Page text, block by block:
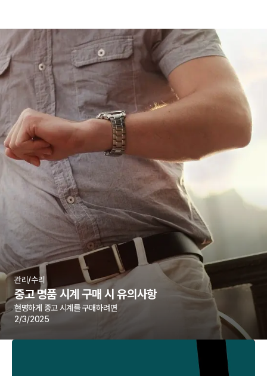
관리/수리
중고 명품 시계 구매 시 유의사항
현명하게 중고 시계를 구매하려면
2/3/2025